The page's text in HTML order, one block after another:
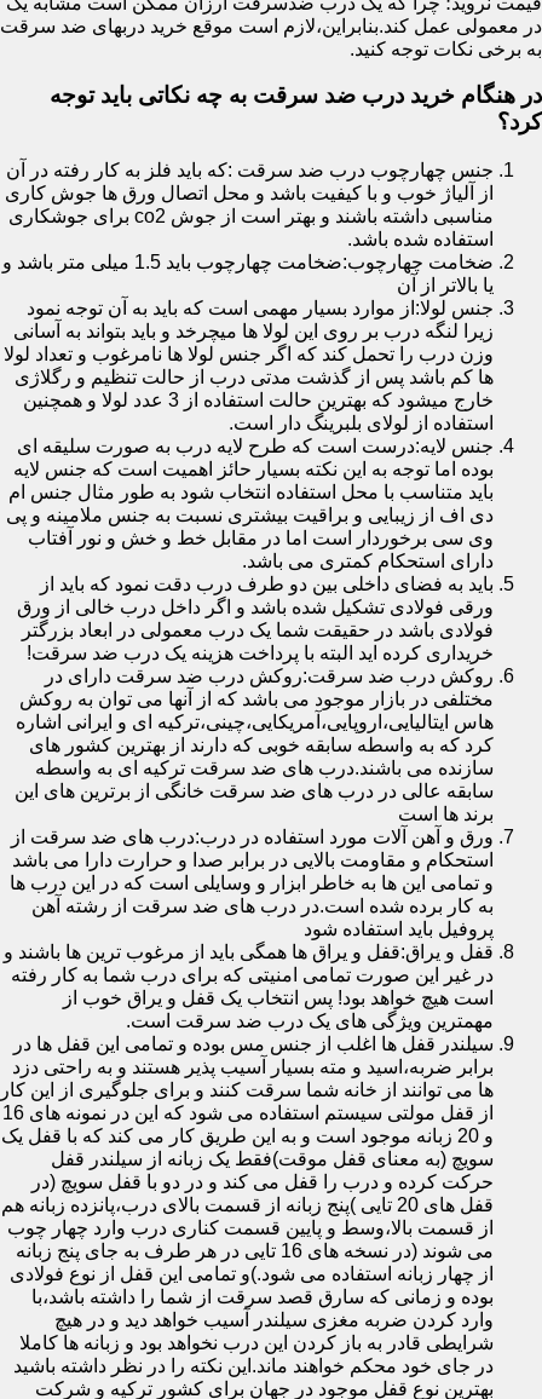
در معمولی عمل کند.بنابراین،لازم است موقع خرید دربهای ضد سرقت
به برخی نکات توجه کنید.
در هنگام خرید درب ضد سرقت به چه نکاتی باید توجه
کرد؟
جنس چهارچوب درب ضد سرقت :که باید فلز به کار رفته در آن
از آلیاژ خوب و با کیفیت باشد و محل اتصال ورق ها جوش کاری
مناسبی داشته باشند و بهتر است از جوش co2 برای جوشکاری
استفاده شده باشد.
ضخامت چهارچوب:ضخامت چهارچوب باید 1.5 میلی متر باشد و
یا بالاتر از آن
جنس لولا:از موارد بسیار مهمی است که باید به آن توجه نمود
زیرا لنگه درب بر روی این لولا ها میچرخد و باید بتواند به آسانی
وزن درب را تحمل کند که اگر جنس لولا ها نامرغوب و تعداد لولا
ها کم باشد پس از گذشت مدتی درب از حالت تنظیم و رگلاژی
خارج میشود که بهترین حالت استفاده از 3 عدد لولا و همچنین
استفاده از لولای بلبرینگ دار است.
جنس لایه:درست است که طرح لایه درب به صورت سلیقه ای
بوده اما توجه به این نکته بسیار حائز اهمیت است که جنس لایه
باید متناسب با محل استفاده انتخاب شود به طور مثال جنس ام
دی اف از زیبایی و براقیت بیشتری نسبت به جنس ملامینه و پی
وی سی برخوردار است اما در مقابل خط و خش و نور آفتاب
دارای استحکام کمتری می باشد.
باید به فضای داخلی بین دو طرف درب دقت نمود که باید از
ورقی فولادی تشکیل شده باشد و اگر داخل درب خالی از ورق
فولادی باشد در حقیقت شما یک درب معمولی در ابعاد بزرگتر
خریداری کرده اید البته با پرداخت هزینه یک درب ضد سرقت!
روکش درب ضد سرقت:روکش درب ضد سرقت دارای در
مختلفی در بازار موجود می باشد که از آنها می توان به روکش
هاس ایتالیایی،اروپایی،آمریکایی،چینی،ترکیه ای و ایرانی اشاره
کرد که به واسطه سابقه خوبی که دارند از بهترین کشور های
سازنده می باشند.درب های ضد سرقت ترکیه ای به واسطه
سابقه عالی در درب های ضد سرقت خانگی از برترین های این
برند ها است
ورق و آهن آلات مورد استفاده در درب:درب های ضد سرقت از
استحکام و مقاومت بالایی در برابر صدا و حرارت دارا می باشد
و تمامی این ها به خاطر ابزار و وسایلی است که در این درب ها
به کار برده شده است.در درب های ضد سرقت از رشته آهن
پروفیل باید استفاده شود
قفل و یراق:قفل و یراق ها همگی باید از مرغوب ترین ها باشند و
در غیر این صورت تمامی امنیتی که برای درب شما به کار رفته
است هیچ خواهد بود! پس انتخاب یک قفل و یراق خوب از
مهمترین ویژگی های یک درب ضد سرقت است.
سیلندر قفل ها اغلب از جنس مس بوده و تمامی این قفل ها در
برابر ضربه،اسید و مته بسیار آسیب پذیر هستند و به راحتی دزد
ها می توانند از خانه شما سرقت کنند و برای جلوگیری از این کار
از قفل مولتی سیستم استفاده می شود که این در نمونه های 16
و 20 زبانه موجود است و به این طریق کار می کند که با قفل یک
سویچ (به معنای قفل موقت)فقط یک زبانه از سیلندر قفل
حرکت کرده و درب را قفل می کند و در دو با قفل سویچ (در
قفل های 20 تایی )پنج زبانه از قسمت بالای درب،پانزده زبانه هم
از قسمت بالا،وسط و پایین قسمت کناری درب وارد چهار چوب
می شوند (در نسخه های 16 تایی در هر طرف به جای پنج زبانه
از چهار زبانه استفاده می شود.)و تمامی این قفل از نوع فولادی
بوده و زمانی که سارق قصد سرقت از شما را داشته باشد،با
وارد کردن ضربه مغزی سیلندر آسیب خواهد دید و در هیچ
شرایطی قادر به باز کردن این درب نخواهد بود و زبانه ها کاملا
در جای خود محکم خواهند ماند.این نکته را در نظر داشته باشید
بهترین نوع قفل موجود در جهان برای کشور ترکیه و شرکت